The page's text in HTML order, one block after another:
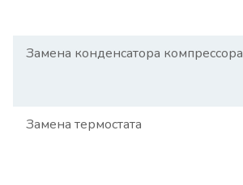
Замена конденсатора компрессора
Замена термостата